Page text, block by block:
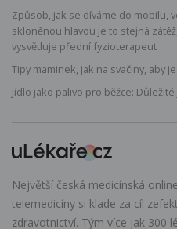
Způsob, jak se díváme do mobilu,
skloněnou hlavou je to stejná
vysvětluje přední fyzioterapeut
Tipy maminek, jak na svačiny, aby
Jídlo jako palivo pro běžce:
Největší česká medicínská
telemedicíny si klade za cíl
zdravotnictví. Tým více jak 300